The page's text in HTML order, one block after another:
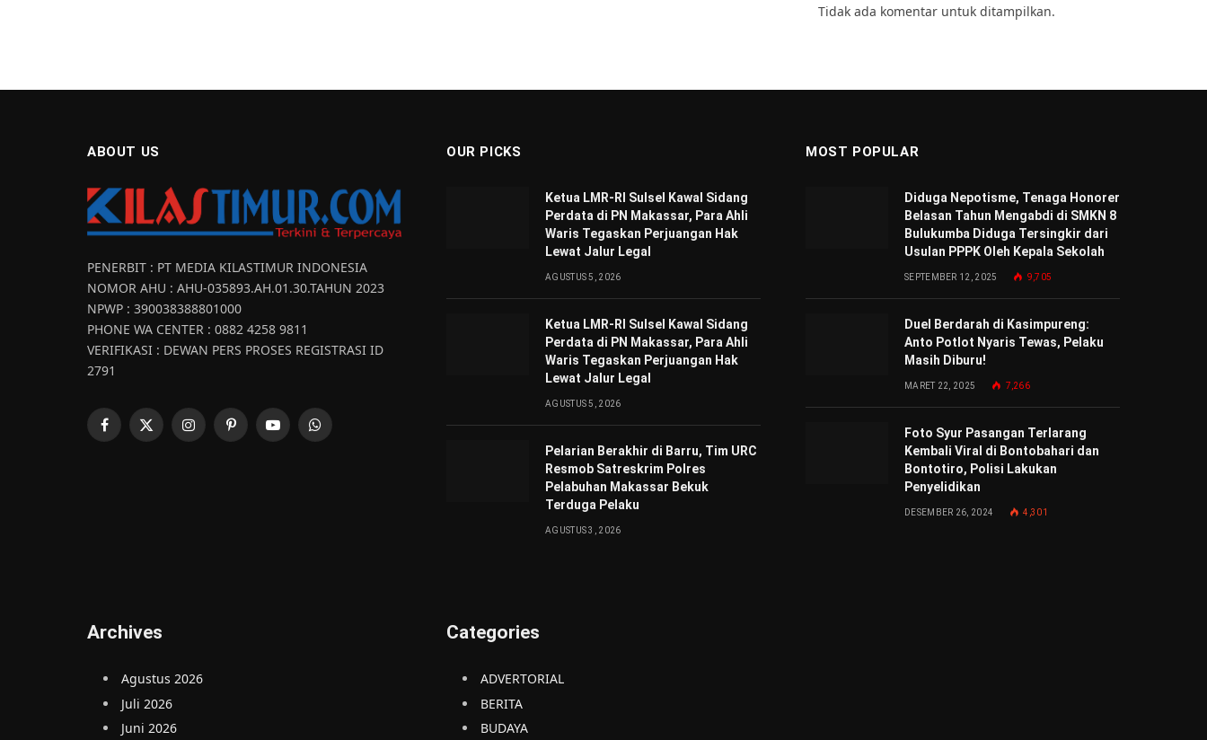
Tidak ada komentar untuk ditampilkan.
ABOUT US
PENERBIT : PT MEDIA KILASTIMUR INDONESIA
NOMOR AHU : AHU-035893.AH.01.30.TAHUN 2023
NPWP : 390038388801000
PHONE WA CENTER : 0882 4258 9811
VERIFIKASI : DEWAN PERS PROSES REGISTRASI ID
2791
Facebook
X
InstagramPinterestYouTubeWhatsApp
OUR PICKS
Ketua LMR-RI Sulsel Kawal Sidang
Perdata di PN Makassar, Para Ahli
Waris Tegaskan Perjuangan Hak
Lewat Jalur Legal
AGUSTUS 5, 2026
Ketua LMR-RI Sulsel Kawal Sidang
Perdata di PN Makassar, Para Ahli
Waris Tegaskan Perjuangan Hak
Lewat Jalur Legal
AGUSTUS 5, 2026
Pelarian Berakhir di Barru, Tim URC
Resmob Satreskrim Polres
Pelabuhan Makassar Bekuk
Terduga Pelaku
AGUSTUS 3, 2026
MOST POPULAR
Diduga Nepotisme, Tenaga Honorer
Belasan Tahun Mengabdi di SMKN 8
Bulukumba Diduga Tersingkir dari
Usulan PPPK Oleh Kepala Sekolah
SEPTEMBER 12, 2025 9,705
Duel Berdarah di Kasimpureng:
Anto Potlot Nyaris Tewas, Pelaku
Masih Diburu!
MARET 22, 2025 7,266
Foto Syur Pasangan Terlarang
Kembali Viral di Bontobahari dan
Bontotiro, Polisi Lakukan
Penyelidikan
DESEMBER 26, 2024 4,301
Archives
Agustus 2026
Juli 2026
Juni 2026
Categories
ADVERTORIAL
BERITA
BUDAYA